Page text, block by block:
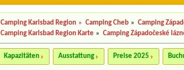
Camping Karlsbad Region » Camping Cheb » Camping
Camping Karlsbad Region Karte » Camping Západočeské
Kapazitäten Ausstattung Preise 2025